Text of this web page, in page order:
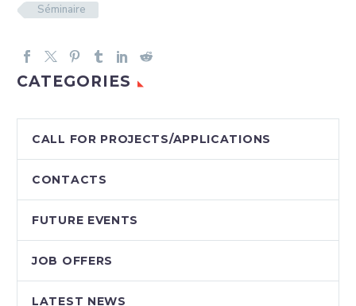
Séminaire
CATEGORIES
CALL FOR PROJECTS/APPLICATIONS
CONTACTS
FUTURE EVENTS
JOB OFFERS
LATEST NEWS